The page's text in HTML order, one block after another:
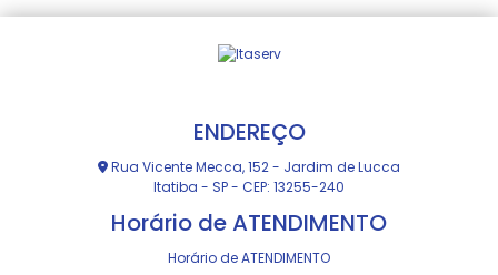
ENDEREÇO
Rua Vicente Mecca, 152 - Jardim de Lucca
Itatiba - SP - CEP: 13255-240
Horário de ATENDIMENTO
Horário de ATENDIMENTO